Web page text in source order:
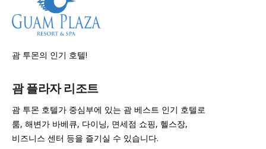
괌 투몬의 인기 호텔!
괌 플라자 리조트
괌 투몬 호텔가 중심부에 있는 괌 베스트 인기 호텔로
룸, 해변가 바베큐, 다이닝, 면세점 쇼핑, 헬스장,
비즈니스 센터 등을 즐기실 수 있습니다.